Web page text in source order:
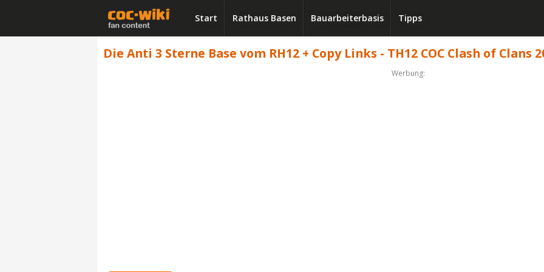
Start Rathaus Basen Bauarbeiterbasis Tipps
Die Anti 3 Sterne Base vom RH12 + Copy Links - TH12 COC Clash of Clans
Werbung: